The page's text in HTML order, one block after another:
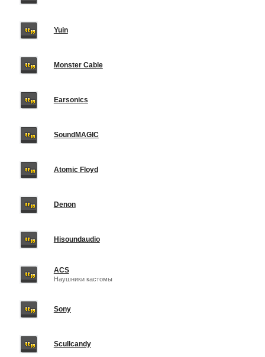
Yuin
Monster Cable
Earsonics
SoundMAGIC
Atomic Floyd
Denon
Hisoundaudio
ACS
Наушники кастомы
Sony
Scullcandy